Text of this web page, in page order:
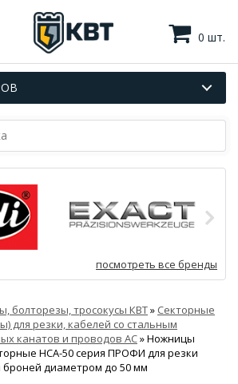
0 шт.
посмотреть все бренды
болторезы, тросокусы КВТ» Секторные
для резки, кабелей со стальным
канатов и проводов АС»Ножницы
НСА-50 серия ПРОФИ для резки
броней диаметром до 50 мм